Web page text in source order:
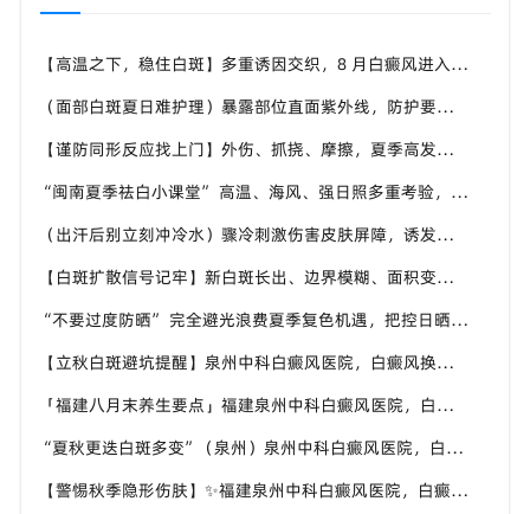
【高温之下，稳住白斑】多重诱因交织，8 月白癜风进入波动期，福建泉州中科白癜风医院帮助患者做好全方面白斑防护
（面部白斑夏日难护理）暴露部位直面紫外线，防护要精细化，福建泉州中科白癜风医院分享面部白癜风夏日养护技巧
【谨防同形反应找上门】外伤、抓挠、摩擦，夏季高发白斑诱因，福建泉州中科白癜风医院教白癜风患者规避皮肤损伤
“闽南夏季祛白小课堂” 高温、海风、强日照多重考验，福建泉州中科白癜风医院面向本地白斑人群输出实用科普内容
（出汗后别立刻冲冷水）骤冷刺激伤害皮肤屏障，诱发白斑波动，福建泉州中科白癜风医院讲解白癜风患者洗澡注意事项
【白斑扩散信号记牢】新白斑长出、边界模糊、面积变大，盛夏出现尽快重视，福建泉州中科白癜风医院提供专业诊疗参考
“不要过度防晒” 完全避光浪费夏季复色机遇，把控日晒时长，福建泉州中科白癜风医院科普白癜风日晒科学尺度
【立秋白斑避坑提醒】泉州中科白癜风医院，白癜风换季养护，避开误区少走弯路
「福建八月末养生要点」福建泉州中科白癜风医院，白癜风，合理运动助力身体状态
“夏秋更迭白斑多变”（泉州）泉州中科白癜风医院，白癜风，早留意皮肤异常变化
【警惕秋季隐形伤肤】✨福建泉州中科白癜风医院，白癜风，秋风也会给皮肤带来刺激